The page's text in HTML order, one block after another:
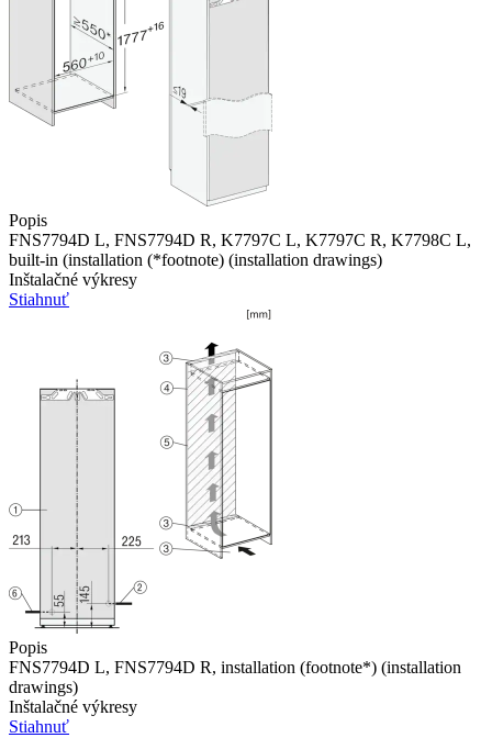
Popis
FNS7794D L, FNS7794D R, K7797C L, K7797C R, K7798C L,
built-in (installation (*footnote) (installation drawings)
Inštalačné výkresy
Stiahnuť
Popis
FNS7794D L, FNS7794D R, installation (footnote*) (installation
drawings)
Inštalačné výkresy
Stiahnuť